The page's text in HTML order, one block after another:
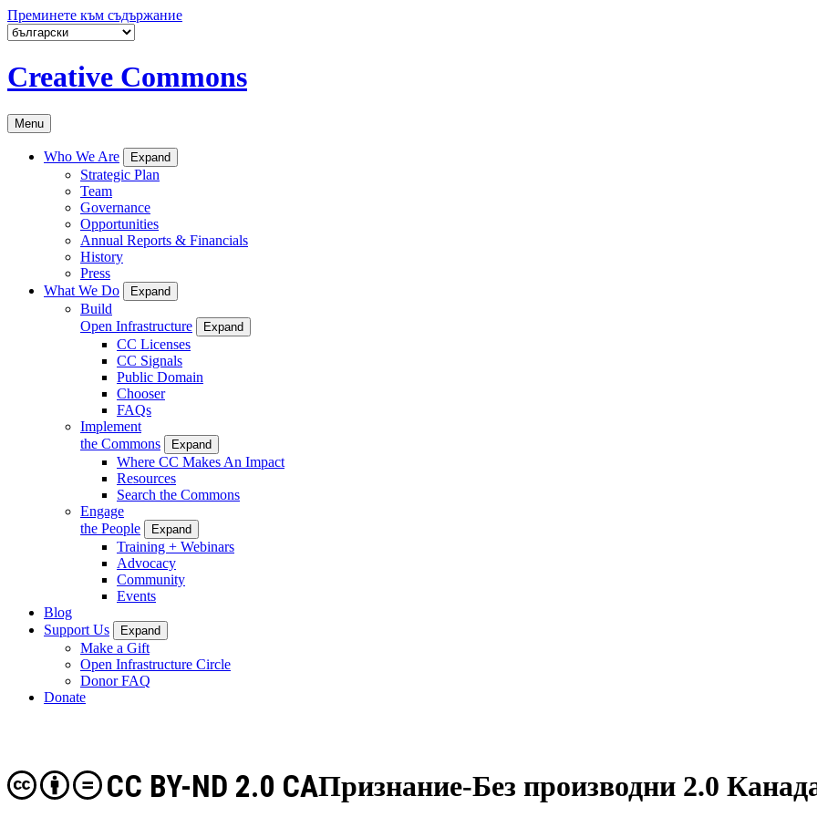
Преминете към съдържание
Creative Commons
Menu
Who We Are Expand
Strategic Plan
Team
Governance
Opportunities
Annual Reports & Financials
History
Press
What We Do
Expand
Build
Open Infrastructure
Expand
CC Licenses
CC Signals
Public Domain
Chooser
FAQs
Implement
the Commons
Expand
Where CC Makes An Impact
Resources
Search the Commons
Engage
the People
Expand
Training + Webinars
Advocacy
Community
Events
Blog
Support Us
Expand
Make a Gift
Open Infrastructure Circle
Donor FAQ
Donate
Признание-Без производни 2.0
CC BY-ND 2.0 CA